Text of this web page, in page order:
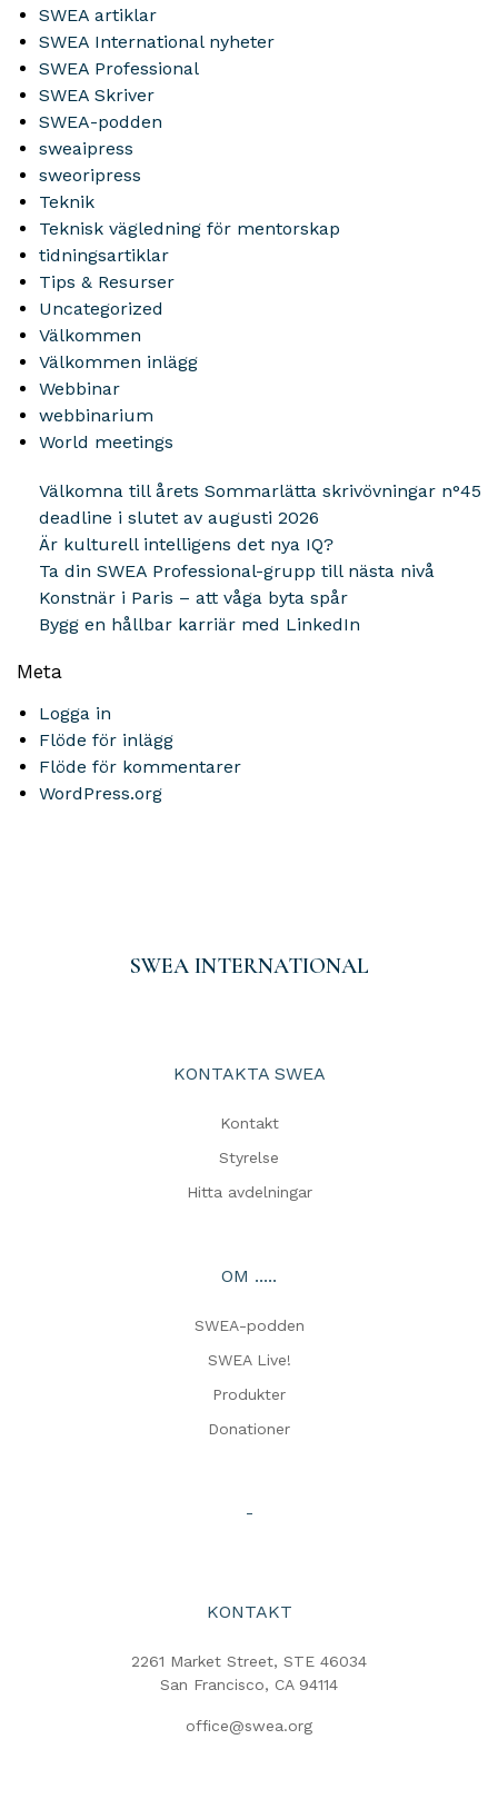
SWEA artiklar
SWEA International nyheter
SWEA Professional
SWEA Skriver
SWEA-podden
sweaipress
sweoripress
Teknik
Teknisk vägledning för mentorskap
tidningsartiklar
Tips & Resurser
Uncategorized
Välkommen
Välkommen inlägg
Webbinar
webbinarium
World meetings
Välkomna till årets Sommarlätta skrivövningar n°45
deadline i slutet av augusti 2026
Är kulturell intelligens det nya IQ?
Ta din SWEA Professional-grupp till nästa nivå
Konstnär i Paris – att våga byta spår
Bygg en hållbar karriär med LinkedIn
Meta
Logga in
Flöde för inlägg
Flöde för kommentarer
WordPress.org
SWEA INTERNATIONAL
KONTAKTA SWEA
Kontakt
Styrelse
Hitta avdelningar
OM .....
SWEA-podden
SWEA Live!
Produkter
Donationer
-
KONTAKT
2261 Market Street, STE 46034
San Francisco, CA 94114
office@swea.org